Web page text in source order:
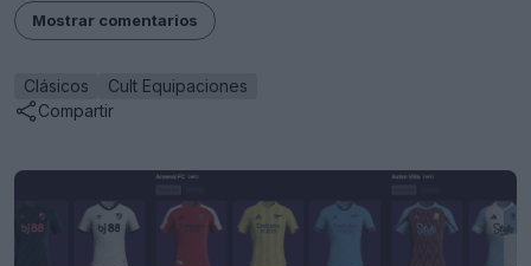
Mostrar comentarios
Clásicos
Cult Equipaciones
Compartir